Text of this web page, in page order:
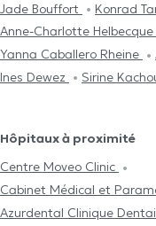
Jade Bouffort
Konrad
Anne-Charlotte Helbecque
Yanna Caballero Rheine
Ines Dewez
Sirine
Hôpitaux à proximité
Centre Moveo Clinic
Cabinet Médical et
Azurdental Clinique